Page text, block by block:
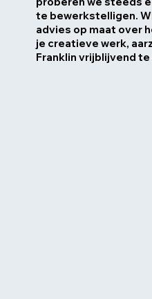
te bewerkstelligen.
advies op maat over
je creatieve werk,
Franklin vrijblijvend